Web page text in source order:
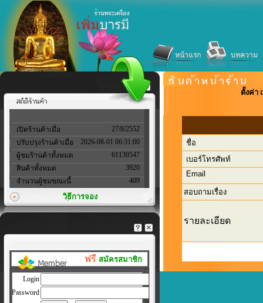
หน้าแรก บทความ
เปิดร้านค้าเมื่อ
27/8/2552
ปรับปรุงร้านค้าเมื่อ
2026-08-01 06:31:00
ผู้ชมร้านค้าทั้งหมด
61130547
สินค้าทั้งหมด
3920
จำนวนผู้ชมขณะนี้
409
วิธีการจอง
ฟรี สมัครสมาชิก
Login
Password
ตั้งค่า
ชื่อ
เบอร์โทรศัพท์
Email
สอบถามเรื่อง
รายละเอียด